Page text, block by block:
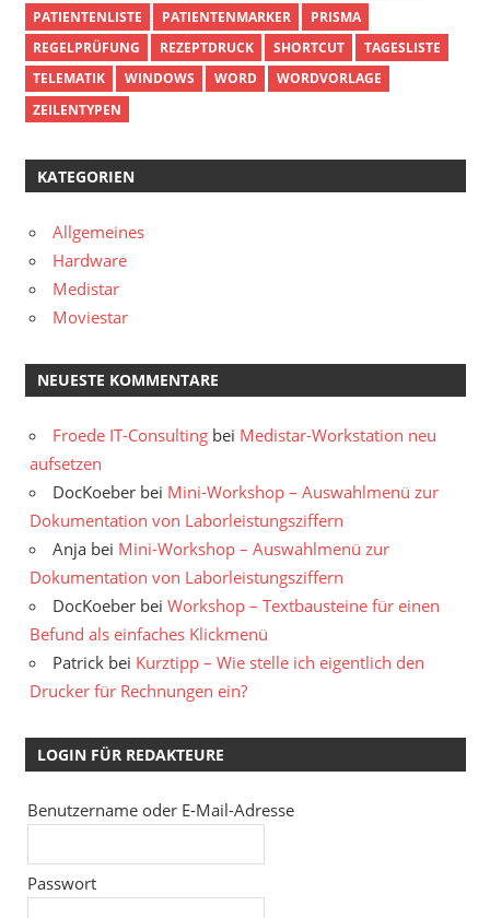
PATIENTENLISTE
PATIENTENMARKER
PRISMA
REGELPRÜFUNG
REZEPTDRUCK SHORTCUT
TAGESLISTE
TELEMATIK
WINDOWS WORD
WORDVORLAGE
ZEILENTYPEN
KATEGORIEN
Allgemeines
Hardware
Medistar
Moviestar
NEUESTE KOMMENTARE
Froede IT-Consulting bei Medistar-Workstation neu
aufsetzen
DocKoeber bei Mini-Workshop – Auswahlmenü zur
Dokumentation von Laborleistungsziffern
Anja bei Mini-Workshop – Auswahlmenü zur
Dokumentation von Laborleistungsziffern
DocKoeber bei Workshop – Textbausteine für einen
Befund als einfaches Klickmenü
Patrick bei Kurztipp – Wie stelle ich eigentlich den
Drucker für Rechnungen ein?
LOGIN FÜR REDAKTEURE
Benutzername oder E-Mail-Adresse
Passwort